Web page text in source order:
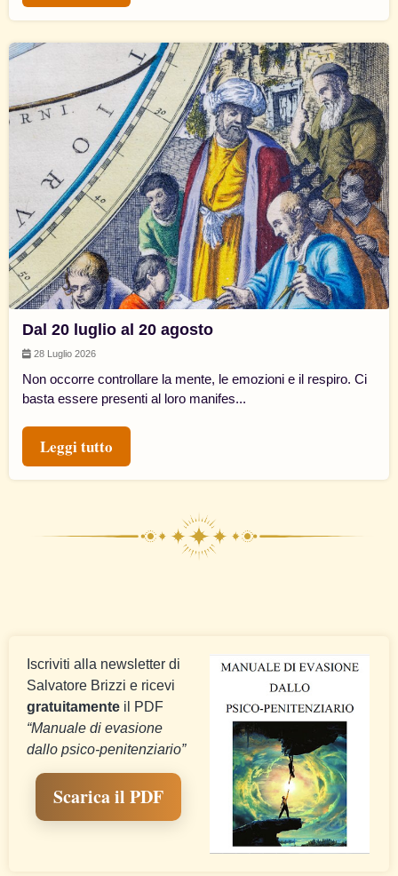
Dal 20 luglio al 20 agosto
28 Luglio 2026
Non occorre controllare la mente, le emozioni e il respiro. Ci
basta essere presenti al loro manifes...
Leggi tutto
Iscriviti alla newsletter di
Salvatore Brizzi e ricevi
gratuitamente il PDF
“Manuale di evasione
dallo psico-penitenziario”
Scarica il PDF